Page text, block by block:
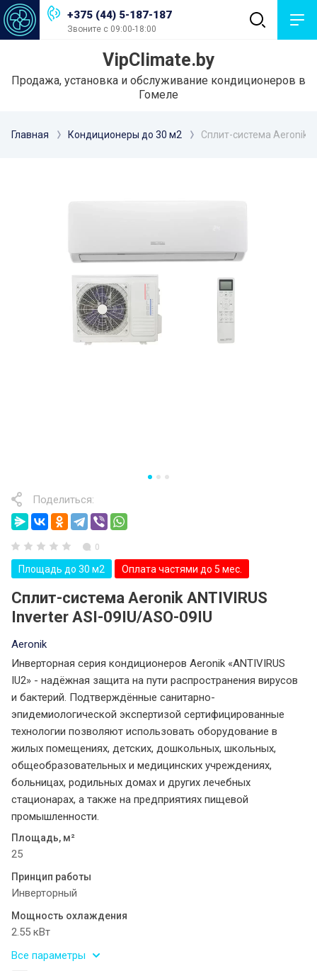
+375 (44) 5-187-187
Звоните с 09:00-18:00
VipClimate.by
Продажа, установка и обслуживание кондиционеров в
Гомеле
Главная Кондиционеры до 30 м2 Сплит-система Aeronik
Поделиться:
0
Площадь до 30 м2 Оплата частями до 5 мес.
Сплит-система Aeronik ANTIVIRUS
Inverter ASI-09IU/ASO-09IU
Aeronik
Инверторная серия кондиционеров Aeronik «ANTIVIRUS
IU2» - надёжная защита на пути распространения вирусов
и бактерий. Подтверждённые санитарно-
эпидемиологической экспертизой сертифицированные
технологии позволяют использовать оборудование в
жилых помещениях, детских, дошкольных, школьных,
общеобразовательных и медицинских учреждениях,
больницах, родильных домах и других лечебных
стационарах, а также на предприятиях пищевой
промышленности.
Площадь, м²
25
Принцип работы
Инверторный
Мощность охлаждения
2.55 кВт
Все параметры